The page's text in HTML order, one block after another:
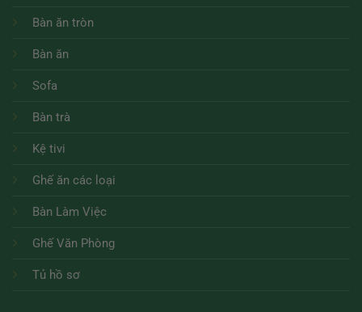
Bàn ăn tròn
Bàn ăn
Sofa
Bàn trà
Kệ tivi
Ghế ăn các loại
Bàn Làm Việc
Ghế Văn Phòng
Tủ hồ sơ